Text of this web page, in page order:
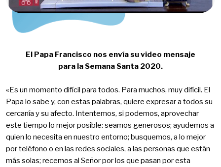
El Papa Francisco nos envía su video mensaje
para la Semana Santa 2020.​
«Es un momento difícil para todos. Para muchos, muy difícil. El
Papa lo sabe y, con estas palabras, quiere expresar a todos su
cercanía y su afecto. Intentemos, si podemos, aprovechar
este tiempo lo mejor posible: seamos generosos; ayudemos a
quien lo necesita en nuestro entorno; busquemos, a lo mejor
por teléfono o en las redes sociales, a las personas que están
más solas; recemos al Señor por los que pasan por esta